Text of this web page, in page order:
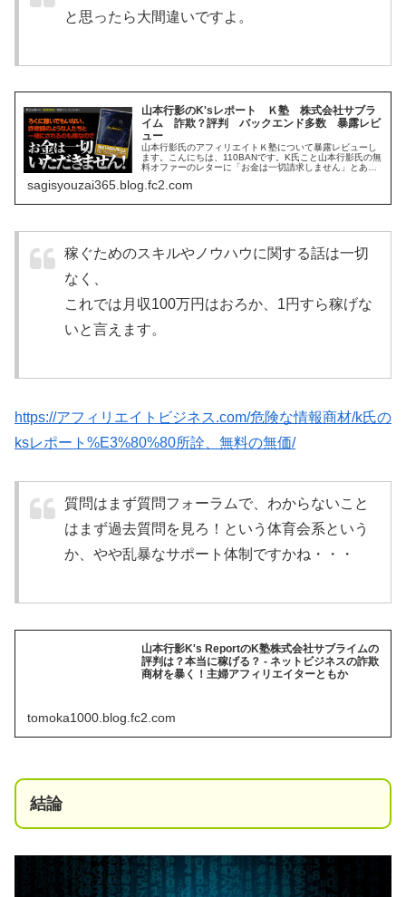
と思ったら大間違いですよ。
山本行影のK'sレポート Ｋ塾 株式会社サブラ
イム 詐欺？評判 バックエンド多数 暴露レビ
ュー
山本行影氏のアフィリエイトＫ塾について暴露レビューし
ます。こんにちは、110BANです。K氏こと山本行影氏の無
料オファーのレターに「お金は一切請求しません」とある
届きます。このK'...
sagisyouzai365.blog.fc2.com
稼ぐためのスキルやノウハウに関する話は一切
なく、
これでは月収100万円はおろか、1円すら稼げな
いと言えます。
https://アフィリエイトビジネス.com/危険な情報商材/k氏の
ksレポート%E3%80%80所詮、無料の無価/
質問はまず質問フォーラムで、わからないこと
はまず過去質問を見ろ！という体育会系という
か、やや乱暴なサポート体制ですかね・・・
山本行影K's ReportのK塾株式会社サブライムの
評判は？本当に稼げる？ - ネットビジネスの詐欺
商材を暴く！主婦アフィリエイターともか
tomoka1000.blog.fc2.com
結論